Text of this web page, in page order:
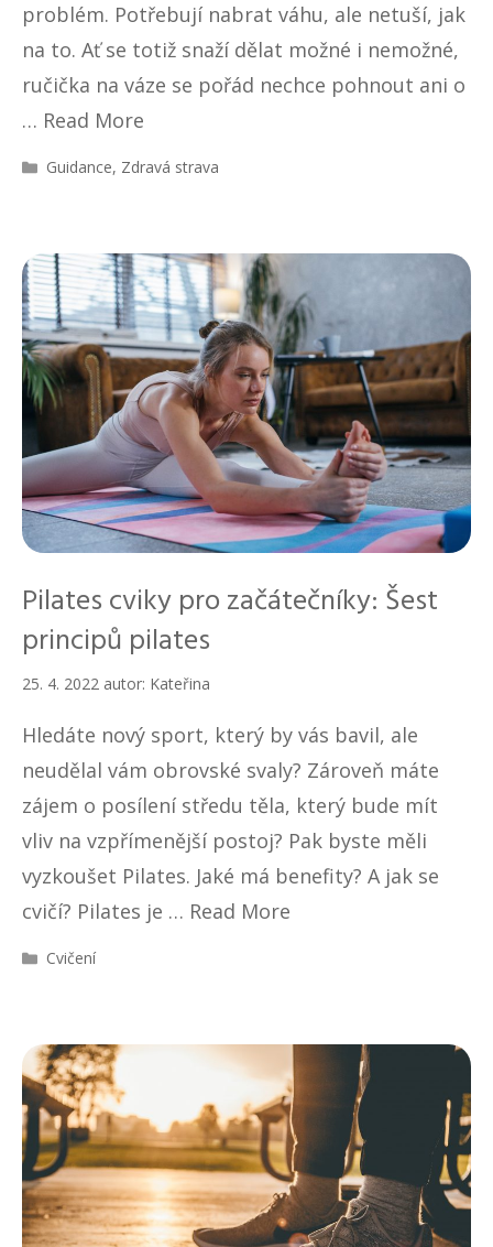
problém. Potřebují nabrat váhu, ale netuší, jak
na to. Ať se totiž snaží dělat možné i nemožné,
ručička na váze se pořád nechce pohnout ani o
… Read More
R
i
k
y
Guidance, Zdravá strava
Pilates cviky pro začátečníky: Šest
principů pilates
25. 4. 2022 autor: Kateřina
Hledáte nový sport, který by vás bavil, ale
neudělal vám obrovské svaly? Zároveň máte
zájem o posílení středu těla, který bude mít
vliv na vzpřímenější postoj? Pak byste měli
vyzkoušet Pilates. Jaké má benefity? A jak se
cvičí? Pilates je … Read More
R
i
k
y
Cvičení